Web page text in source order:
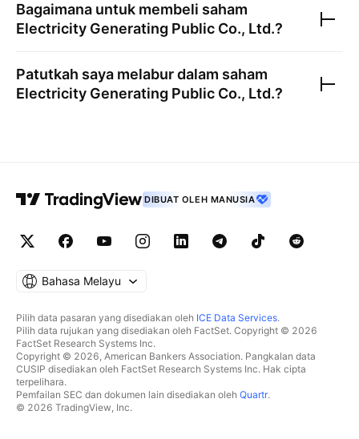
Bagaimana untuk membeli saham
Electricity Generating Public Co., Ltd.?
Patutkah saya melabur dalam saham
Electricity Generating Public Co., Ltd.?
DIBUAT OLEH MANUSIA
Bahasa Melayu
Pilih data pasaran yang disediakan oleh ICE Data Services.
Pilih data rujukan yang disediakan oleh FactSet. Copyright © 2026
FactSet Research Systems Inc.
Copyright © 2026, American Bankers Association. Pangkalan data
CUSIP disediakan oleh FactSet Research Systems Inc. Hak cipta
terpelihara.
Pemfailan SEC dan dokumen lain disediakan oleh Quartr.
© 2026 TradingView, Inc.